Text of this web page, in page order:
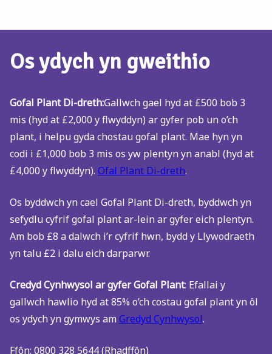
Os ydych yn gweithio
Gofal Plant Di-dreth:Gallwch gael hyd at £500 bob 3
mis (hyd at £2,000 y flwyddyn) ar gyfer pob un o’ch
plant, i helpu gyda chostau gofal plant. Mae hyn yn
codi i £1,000 bob 3 mis os yw plentyn yn anabl (hyd at
£4,000 y flwyddyn). Ofal Plant Di-dreth.
Os byddwch yn cael Gofal Plant Di-dreth, byddwch yn
sefydlu cyfrif gofal plant ar-lein ar gyfer eich plentyn.
Am bob £8 a dalwch i’r cyfrif hwn, bydd y Llywodraeth
yn talu £2 i dalu eich darparwr.
Credyd Cynhwysol ar gyfer Gofal Plant: Efallai y
gallwch hawlio hyd at 85% o’ch costau gofal plant yn ôl
os ydych yn gymwys amGredyd Cynhwysol.
Ffôn: 0800 328 5644 (Rhadffôn)